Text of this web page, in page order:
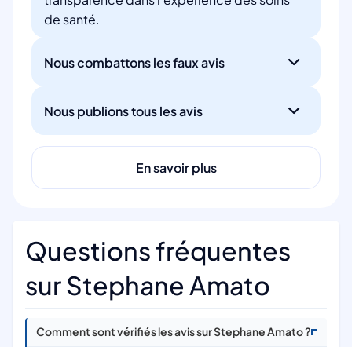
de santé.
Nous combattons les faux avis
Nous publions tous les avis
En savoir plus
Questions fréquentes
sur Stephane Amato
Comment sont vérifiés les avis sur Stephane Amato ?